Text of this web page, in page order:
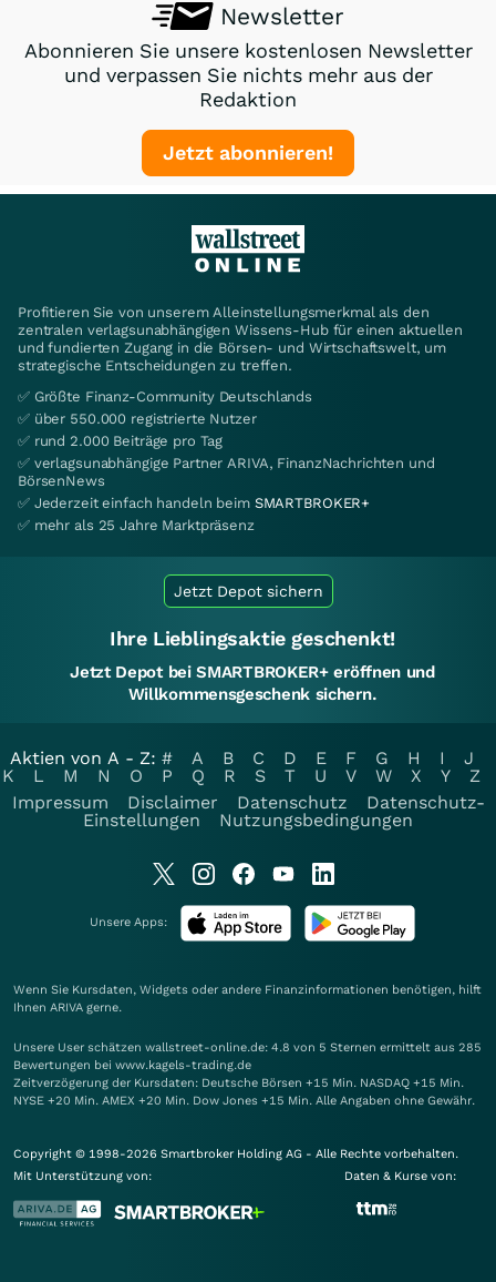
Newsletter
Abonnieren Sie unsere kostenlosen Newsletter
und verpassen Sie nichts mehr aus der
Redaktion
Jetzt abonnieren!
Profitieren Sie von unserem Alleinstellungsmerkmal als den
zentralen verlagsunabhängigen Wissens-Hub für einen aktuellen
und fundierten Zugang in die Börsen- und Wirtschaftswelt, um
strategische Entscheidungen zu treffen.
✅ Größte Finanz-Community Deutschlands
✅ über 550.000 registrierte Nutzer
✅ rund 2.000 Beiträge pro Tag
✅ verlagsunabhängige Partner ARIVA, FinanzNachrichten und
BörsenNews
✅ Jederzeit einfach handeln beim SMARTBROKER+
✅ mehr als 25 Jahre Marktpräsenz
Jetzt Depot sichern
Ihre Lieblingsaktie geschenkt!
Jetzt Depot bei SMARTBROKER+ eröffnen und
Willkommensgeschenk sichern.
Aktien von A - Z: # A B C D E F G H I
J
K
L M N O P Q R S T U V W X Y
Z
Impressum
Disclaimer Datenschutz
Datenschutz-
Einstellungen
Nutzungsbedingungen
Unsere Apps:
Wenn Sie Kursdaten, Widgets oder andere Finanzinformationen benötigen, hilft
Ihnen ARIVA gerne.
Unsere User schätzen wallstreet-online.de: 4.8 von 5 Sternen ermittelt aus 285
Bewertungen bei www.kagels-trading.de
Zeitverzögerung der Kursdaten: Deutsche Börsen +15 Min. NASDAQ +15 Min.
NYSE +20 Min. AMEX +20 Min. Dow Jones +15 Min. Alle Angaben ohne Gewähr.
Copyright © 1998-2026 Smartbroker Holding AG - Alle Rechte vorbehalten.
Mit Unterstützung von:
Daten & Kurse von: